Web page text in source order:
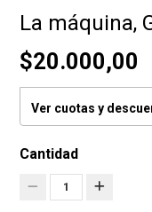
La máquina,
$20.000,00
Ver cuotas y
Cantidad
1